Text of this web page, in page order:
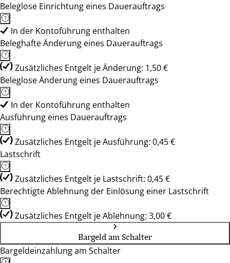
Beleglose Einrichtung eines Dauerauftrags
In der Kontoführung enthalten
Beleghafte Änderung eines Dauerauftrags
Zusätzliches Entgelt je Änderung: 1,50 €
Beleglose Änderung eines Dauerauftrags
In der Kontoführung enthalten
Ausführung eines Dauerauftrags
Zusätzliches Entgelt je Ausführung: 0,45 €
Lastschrift
Zusätzliches Entgelt je Lastschrift: 0,45 €
Berechtigte Ablehnung der Einlösung einer Lastschrift
Zusätzliches Entgelt je Ablehnung: 3,00 €
Bargeld am Schalter
Bargeldeinzahlung am Schalter